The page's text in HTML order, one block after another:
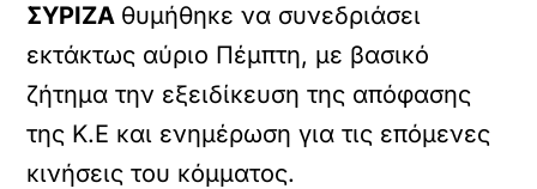
ΣΥΡΙΖΑ θυμήθηκε να συνεδριάσει
εκτάκτως αύριο Πέμπτη, με βασικό
ζήτημα την εξειδίκευση της απόφασης
της Κ.Ε και ενημέρωση για τις επόμενες
κινήσεις του κόμματος.